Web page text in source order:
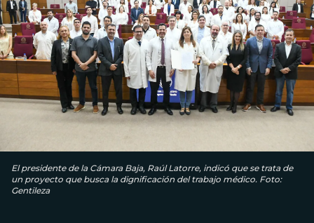
El presidente de la Cámara Baja, Raúl Latorre, indicó que se trata de
un proyecto que busca la dignificación del trabajo médico. Foto:
Gentileza